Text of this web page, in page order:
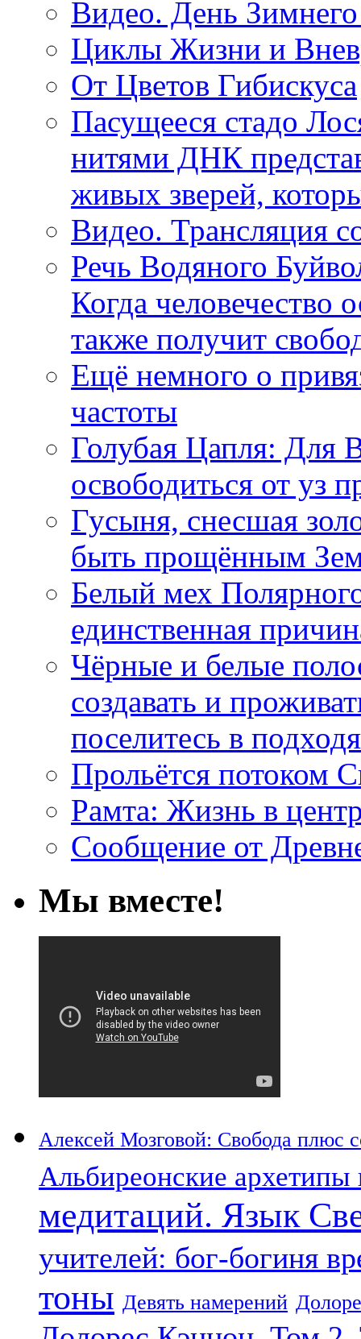
Видео. День
Циклы Жизни и
От Цветов Гибискуса
Пасущееся стадо
нитями ДНК
живых зверей,
Видео. Трансляция
Речь Водяного
Когда человечество
также получит
Ещё немного о
частоты
Голубая Цапля: Для
освободиться от уз
Гусыня, снесшая
быть прощённым
Белый мех
единственная
Чёрные и белые
создавать и
поселитесь в
Прольётся потоком
Рамта: Жизнь в
Сообщение от
Мы вместе!
Алексей Мозговой: Свобода плюс
Альбиреонские
медитаций. Язык
учителей: бог-богиня
тоны Девять намерений